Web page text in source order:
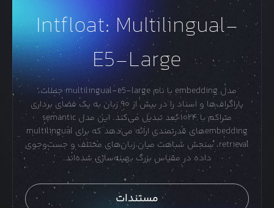
Intfloat: Multilingual-
E5-Large
مدل embedding با نام multilingual-e5-large جملات،
پاراگراف‌ها و اسناد را در بیش از ۹۰ زبان به یک فضای برداری
متراکم با ۱۰۲۴ بُعد تبدیل می‌کند. این مدل semantic
embeddingهای قدرتمندی ارائه می‌دهد که برای multilingual
retrieval، سنجش شباهت میان زبان‌های مختلف و جست‌وجوی
داده در مقیاس بزرگ بهینه‌سازی شده‌اند.
مستندات